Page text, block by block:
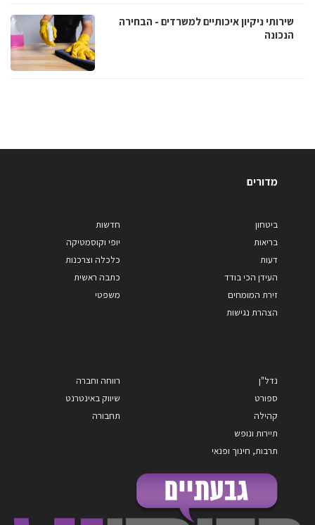
שירותי ניקיון איכותיים למשרדים - הבחירה
הנכונה
מדורים
ביטחון
בריאות
דעות
העידן הכי בודד
זירת המומחים
הצהרת נגישות
חדשות
יופי וקוסמטיקה
כלכלה וצרכנות
כתבה ראשית
משפטי
נדל"ן
ספורט
קהילה
תיירות ונופש
תרבות, חינוך ופנאי
רווחה וחברה
שיווק באינטרנט
תחבורה